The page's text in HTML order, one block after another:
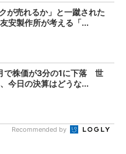
が売れるか」と一蹴された
安製作所が考える「...
で株価が3分の1に下落 世
今日の決算はどうな...
Recommended by